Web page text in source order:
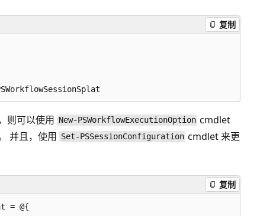
复制
则可以使用 New-PSWorkflowExecutionOption cmdlet
并且，使用 Set-PSSessionConfiguration cmdlet 来更
复制
= @{